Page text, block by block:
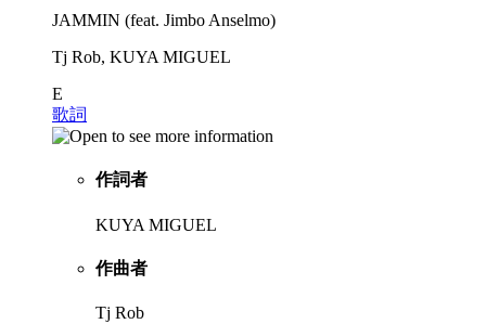
JAMMIN (feat. Jimbo Anselmo)
Tj Rob, KUYA MIGUEL
E
歌詞
作詞者
KUYA MIGUEL
作曲者
Tj Rob